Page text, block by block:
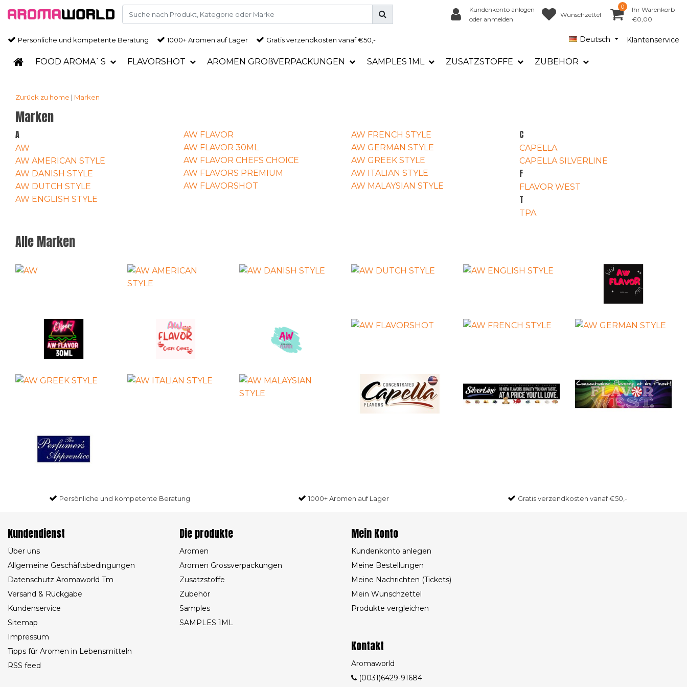
Kundenkonto anlegen
oder anmelden
Wunschzettel
0
Ihr Warenkorb
€0,00
Persönliche und kompetente Beratung 1000+ Aromen auf Lager Gratisverzendkosten vanaf €50,- Deutsch Klantenservice
FOOD AROMA`S FLAVORSHOT AROMEN GROßVERPACKUNGEN SAMPLES 1ML ZUSATZSTOFFE ZUBEHÖR
Zurück zu home | Marken
Marken
A
AW
AW AMERICAN STYLE
AW DANISH STYLE
AW DUTCH STYLE
AW ENGLISH STYLE
AW FLAVOR
AW FLAVOR 30ML
AW FLAVOR CHEFS CHOICE
AW FLAVORS PREMIUM
AW FLAVORSHOT
AW FRENCH STYLE
AW GERMAN STYLE
AW GREEK STYLE
AW ITALIAN STYLE
AW MALAYSIAN STYLE
C
CAPELLA
CAPELLA SILVERLINE
F
FLAVOR WEST
T
TPA
Alle Marken
Persönliche und kompetente Beratung 1000+ Aromen auf Lager Gratisverzendkosten vanaf €50,-
Kundendienst
Über uns
Allgemeine Geschäftsbedingungen
Datenschutz Aromaworld Tm
Versand & Rückgabe
Kundenservice
Sitemap
Impressum
Tipps für Aromen in Lebensmitteln
RSS feed
Die produkte
Aromen
Aromen Grossverpackungen
Zusatzstoffe
Zubehör
Samples
SAMPLES 1ML
Mein Konto
Kundenkonto anlegen
Meine Bestellungen
Meine Nachrichten (Tickets)
Mein Wunschzettel
Produkte vergleichen
Kontakt
Aromaworld
(0031)6429-91684